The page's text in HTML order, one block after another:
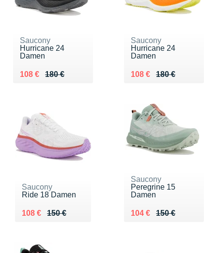
Saucony
Hurricane 24
Damen
180 €
Au lieu de 180 €
108 €
Vendu 108 €
Saucony
Hurricane 24
Damen
180 €
Au lieu de 180 €
108 €
Vendu 108 €
Saucony
Ride 18 Damen
150 €
Au lieu de 150 €
108 €
Vendu 108 €
Saucony
Peregrine 15
Damen
150 €
Au lieu de 150 €
104 €
Vendu 104 €